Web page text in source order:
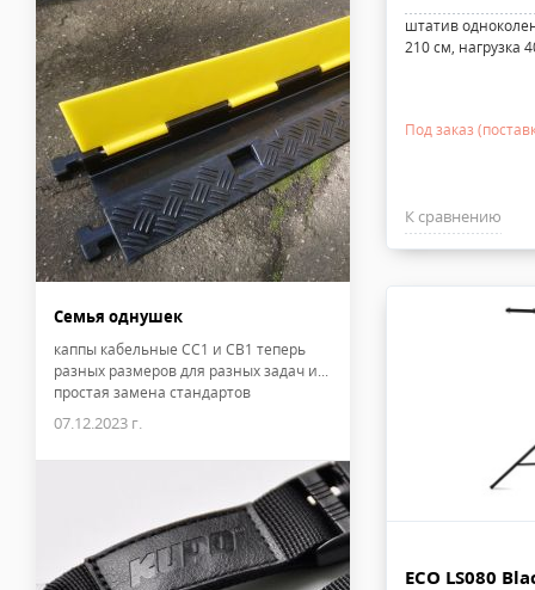
Семья однушек
каппы кабельные CC1 и CB1 теперь
разных размеров для разных задач и...
простая замена стандартов
07.12.2023 г.
штатив
210 см, нагрузка
Под заказ
К сравнению
ECO LS080